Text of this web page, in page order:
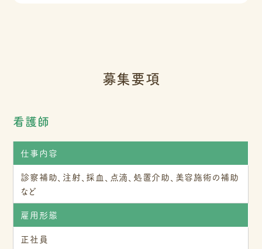
募集要項
看護師
仕事内容
診察補助、注射、採血、点滴、処置介助、美容施術の補助
など
雇用形態
正社員